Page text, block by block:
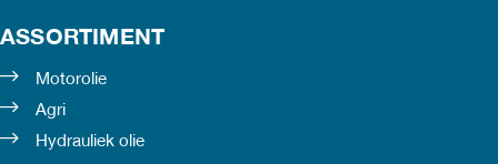
productpagina
ASSORTIMENT
Motorolie
Agri
Hydrauliek olie